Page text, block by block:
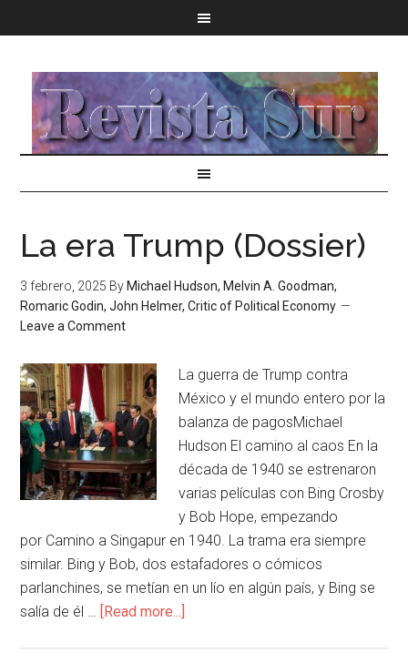
La era Trump (Dossier)
3 febrero, 2025 By Michael Hudson, Melvin A. Goodman,
Romaric Godin, John Helmer, Critic of Political Economy
Leave a Comment
La guerra de Trump contra
México y el mundo entero por la
balanza de pagosMichael
Hudson El camino al caos En la
década de 1940 se estrenaron
varias películas con Bing Crosby
y Bob Hope, empezando
por Camino a Singapur en 1940. La trama era siempre
similar. Bing y Bob, dos estafadores o cómicos
parlanchines, se metían en un lío en algún país, y Bing se
salía de él … [Read more...]